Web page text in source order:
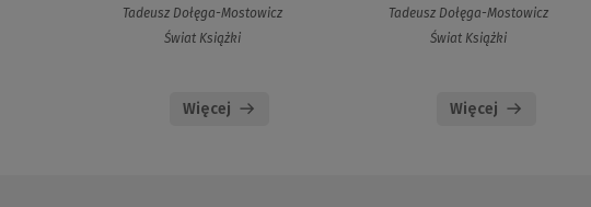
Tadeusz Dołęga-Mostowicz
Świat Książki
Więcej
Tadeusz Dołęga-Mostowicz
Świat Książki
Więcej